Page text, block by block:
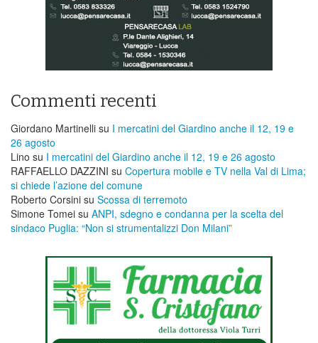
Commenti recenti
Giordano Martinelli su I mercatini del Giardino anche il 12, 19 e
26 agosto
Lino su I mercatini del Giardino anche il 12, 19 e 26 agosto
RAFFAELLO DAZZINI su ​Copertura mobile e TV nella Val di Lima;
si chiede l’azione del comune
Roberto Corsini su Scossa di terremoto
Simone Tomei su ANPI, sdegno e condanna per la scelta del
sindaco Puglia: “Non si strumentalizzi Don Milani”